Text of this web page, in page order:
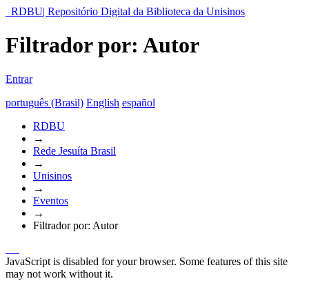
RDBU| Repositório Digital da Biblioteca da Unisinos
Filtrador por: Autor
Entrar
português (Brasil) English español
RDBU
→
Rede Jesuíta Brasil
→
Unisinos
→
Eventos
→
Filtrador por: Autor
JavaScript is disabled for your browser. Some features of this site
may not work without it.